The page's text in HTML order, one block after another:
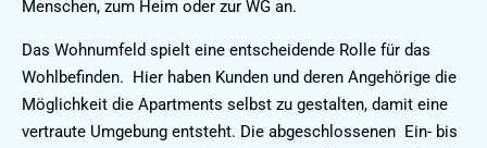
Menschen, zum Heim oder zur WG an.
Das Wohnumfeld spielt eine entscheidende Rolle für das
Wohlbefinden. Hier haben Kunden und deren Angehörige die
Möglichkeit die Apartments selbst zu gestalten, damit eine
vertraute Umgebung entsteht. Die abgeschlossenen Ein- bis